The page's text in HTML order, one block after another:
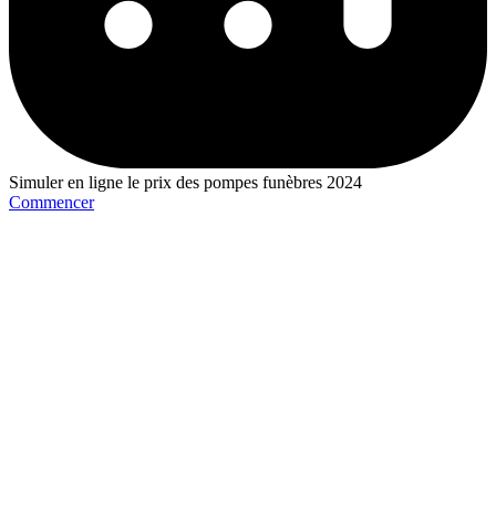
Simuler en ligne le prix des pompes funèbres 2024
Commencer